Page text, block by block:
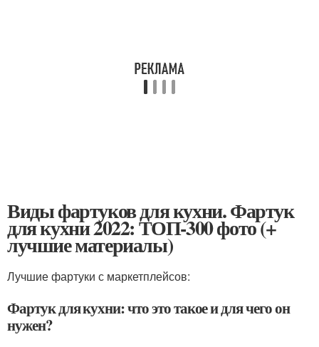
Виды фартуков для кухни. Фартук
для кухни 2022: ТОП-300 фото (+
лучшие материалы)
Лучшие фартуки с маркетплейсов:
Фартук для кухни: что это такое и для чего он
нужен?